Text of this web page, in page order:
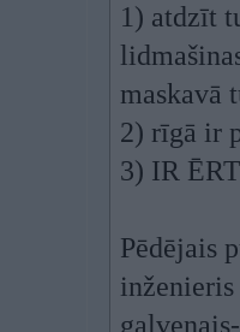
1) atdzīt
maskavā
2) rīgā ir
3) IR
Pēdējais